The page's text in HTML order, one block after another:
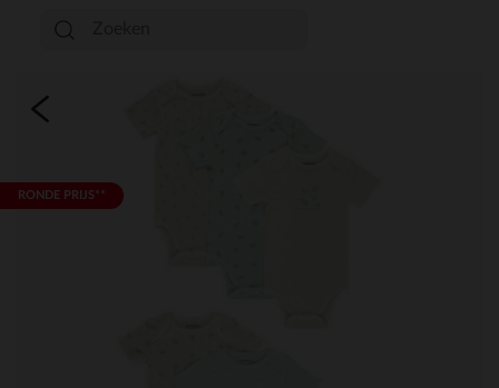
RONDE PRIJS**